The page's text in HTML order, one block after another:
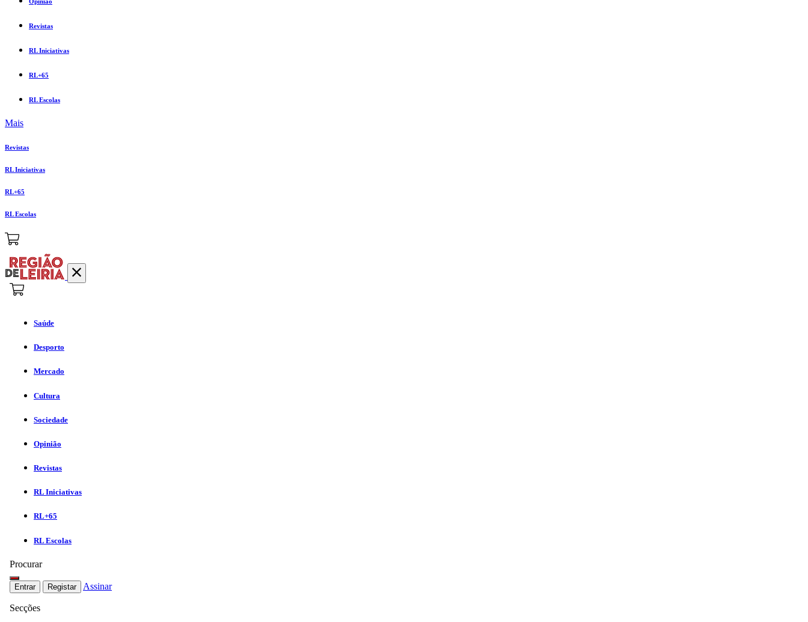
Revistas
RL Iniciativas
RL+65
RL Escolas
Mais
Revistas
RL Iniciativas
RL+65
RL Escolas
Saúde
Desporto
Mercado
Cultura
Sociedade
Opinião
Revistas
RL Iniciativas
RL+65
RL Escolas
Procurar
Entrar Registar Assinar
Secções